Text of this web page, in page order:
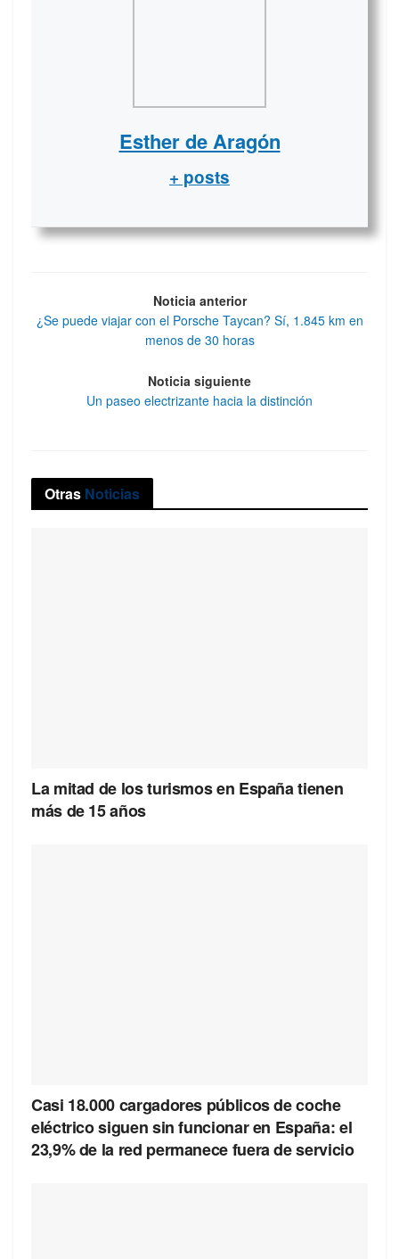
Esther de Aragón
+ posts
Noticia anterior
¿Se puede viajar con el Porsche Taycan? Sí, 1.845 km en
menos de 30 horas
Noticia siguiente
Un paseo electrizante hacia la distinción
Otras Noticias
La mitad de los turismos en España tienen
más de 15 años
Casi 18.000 cargadores públicos de coche
eléctrico siguen sin funcionar en España: el
23,9% de la red permanece fuera de servicio